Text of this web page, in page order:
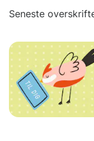
Seneste